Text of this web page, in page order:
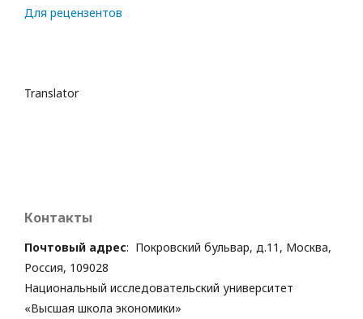
Для рецензентов
Translator
Контакты
Почтовый адрес: Покровский бульвар, д.11, Москва,
Россия, 109028
Национальный исследовательский университет
«Высшая школа экономики»